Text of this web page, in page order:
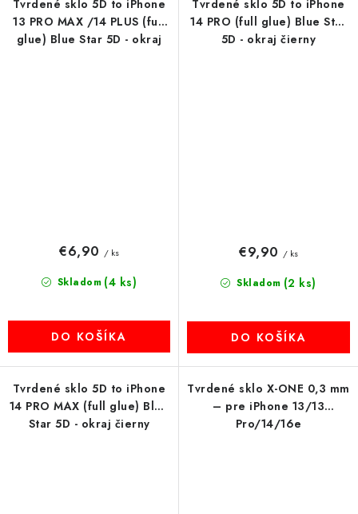
Tvrdené sklo 5D to iPhone
13 PRO MAX /14 PLUS (full
glue) Blue Star 5D - okraj
Skladom (4 ks)
€6,90 / ks
DO KOŠÍKA
Tvrdené sklo 5D to iPhone
14 PRO (full glue) Blue Star
5D - okraj čierny
Skladom (2 ks)
€9,90 / ks
DO KOŠÍKA
Tvrdené sklo 5D to iPhone
14 PRO MAX (full glue) Blue
Star 5D - okraj čierny
Tvrdené sklo X-ONE 0,3 mm
– pre iPhone 13/13
Pro/14/16e